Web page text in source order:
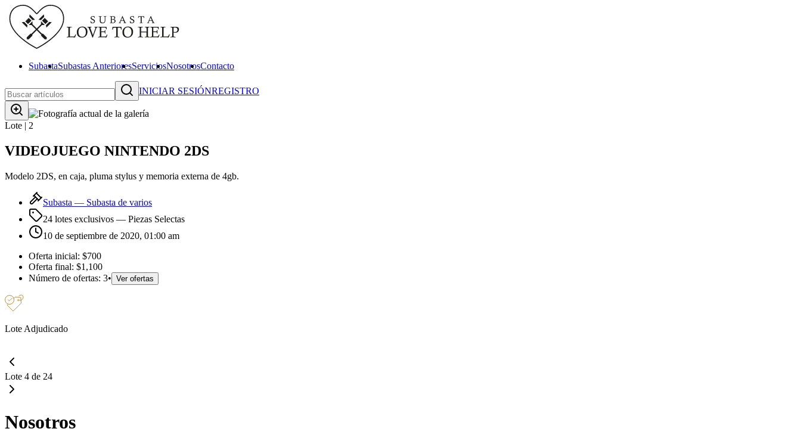
SubastaSubastas AnterioresServiciosNosotrosContacto
INICIAR SESIÓNREGISTRO
Lote | 2
VIDEOJUEGO NINTENDO 2DS
Modelo 2DS, en caja, pluma stylus y memoria externa de 4gb.
Subasta — Subasta de varios
24 lotes exclusivos — Piezas Selectas
10 de septiembre de 2020, 01:00 am
Oferta inicial: $700
Oferta final: $1,100
Número de ofertas: 3• Ver ofertas
Lote Adjudicado
Lote 4 de 24
Nosotros